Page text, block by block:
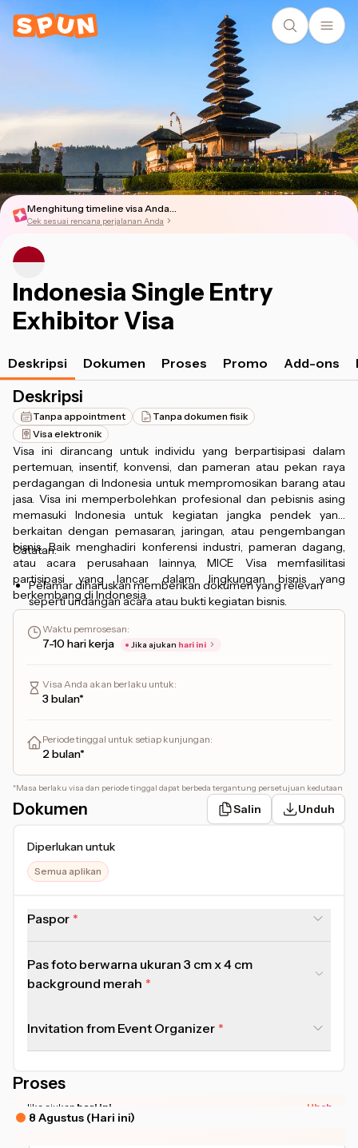
Menghitung timeline visa Anda...
Cek sesuai rencana perjalanan Anda
Indonesia Single Entry
Exhibitor Visa
Deskripsi Dokumen Proses Promo Add-ons
Deskripsi
Tanpa appointment
Tanpa dokumen fisik
Visa elektronik
Visa ini dirancang untuk individu yang berpartisipasi dalam
pertemuan, insentif, konvensi, dan pameran atau pekan raya
perdagangan di Indonesia untuk mempromosikan barang atau
jasa. Visa ini memperbolehkan profesional dan pebisnis asing
memasuki Indonesia untuk kegiatan jangka pendek yang
berkaitan dengan pemasaran, jaringan, atau pengembangan
bisnis. Baik menghadiri konferensi industri, pameran dagang,
atau acara perusahaan lainnya, MICE Visa memfasilitasi
partisipasi yang lancar dalam lingkungan bisnis yang
berkembang di Indonesia.
Catatan:
Pelamar diharuskan memberikan dokumen yang relevan
seperti undangan acara atau bukti kegiatan bisnis.
Waktu pemrosesan:
7-10 hari kerja Jika ajukan hari ini
Visa Anda akan berlaku untuk:
3 bulan*
Periode tinggal untuk setiap kunjungan:
2 bulan*
*Masa berlaku visa dan periode tinggal dapat berbeda tergantung persetujuan kedutaan
Dokumen Salin Unduh
Diperlukan untuk
Semua aplikan
Paspor
Pas foto berwarna ukuran 3 cm x 4 cm
background merah
Invitation from Event Organizer
Proses
Jika ajukan hari ini Ubah
8 Agustus (Hari ini)